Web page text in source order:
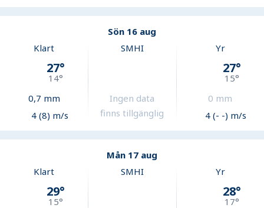
Sön 16 aug
Klart
27°
14°
0,7 mm
4 (8) m/s
SMHI
Ingen data
finns tillgänglig
Yr
27°
15°
0 mm
4 (- -) m/s
Mån 17 aug
Klart
29°
15°
SMHI Yr
28°
17°